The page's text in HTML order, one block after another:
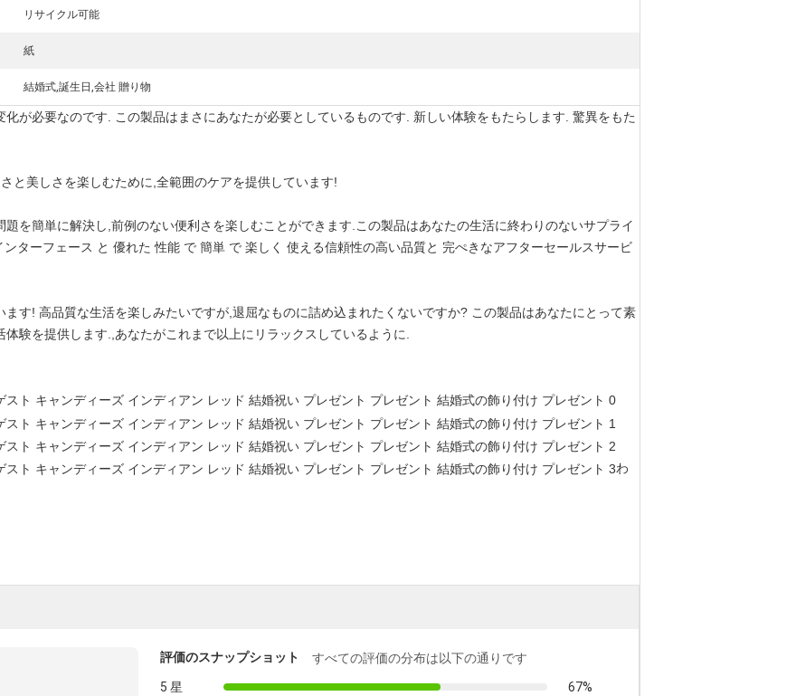
リサイクル可能
紙
結婚式,誕生日,会社 贈り物
が必要なのです. この製品はまさにあなたが必要としているものです. 新しい体験をもたらします. 驚異をもた
と美しさを楽しむために,全範囲のケアを提供しています!
を簡単に解決し,前例のない便利さを楽しむことができます.この製品はあなたの生活に終わりのないサプライ
ターフェース と 優れた 性能 で 簡単 で 楽しく 使える信頼性の高い品質と 完ぺきなアフターセールスサービ
す! 高品質な生活を楽しみたいですが,退屈なものに詰め込まれたくないですか? この製品はあなたにとって素
験を提供します.,あなたがこれまで以上にリラックスしているように.
わ
評価のスナップショット
すべての評価の分布は以下の通りです
5 星
67%